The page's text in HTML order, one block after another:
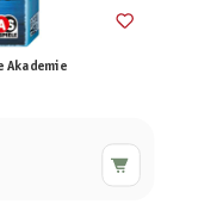
Akademie